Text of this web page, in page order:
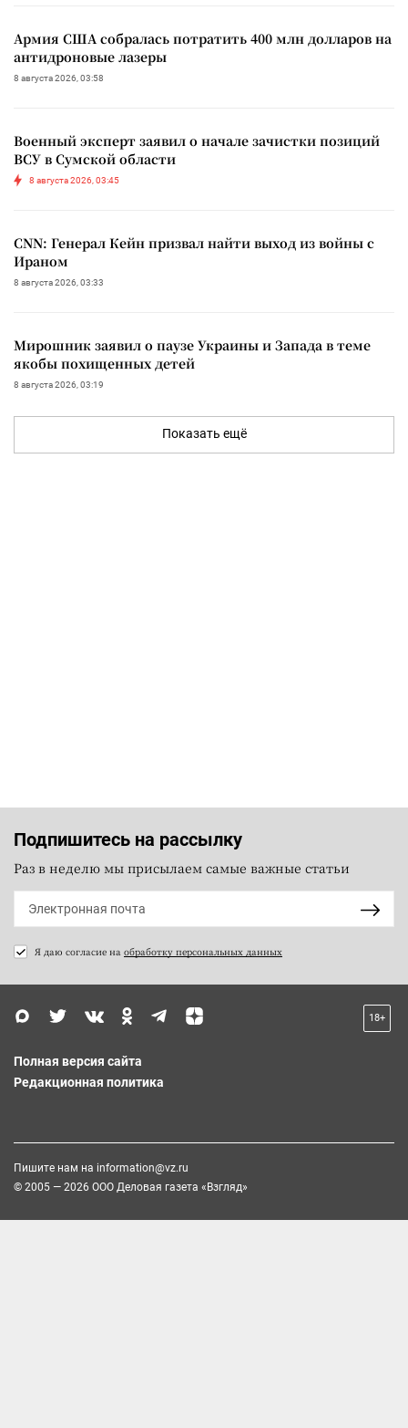
Армия США собралась потратить 400 млн долларов на
антидроновые лазеры
8 августа 2026, 03:58
Военный эксперт заявил о начале зачистки позиций
ВСУ в Сумской области
8 августа 2026, 03:45
CNN: Генерал Кейн призвал найти выход из войны с
Ираном
8 августа 2026, 03:33
Мирошник заявил о паузе Украины и Запада в теме
якобы похищенных детей
8 августа 2026, 03:19
Показать ещё
Подпишитесь на рассылку
Раз в неделю мы присылаем самые важные статьи
Я даю согласие на обработку персональных данных
18+
Полная версия сайта
Редакционная политика
Пишите нам на information@vz.ru
© 2005 — 2026 ООО Деловая газета «Взгляд»